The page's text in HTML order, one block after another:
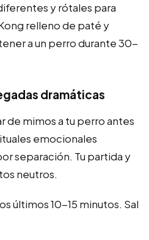
y rótales para
relleno de paté y
a un perro durante 30-
dramáticas
de mimos a tu perro antes
emocionales
separación. Tu partida y
neutros.
últimos 10-15 minutos. Sal